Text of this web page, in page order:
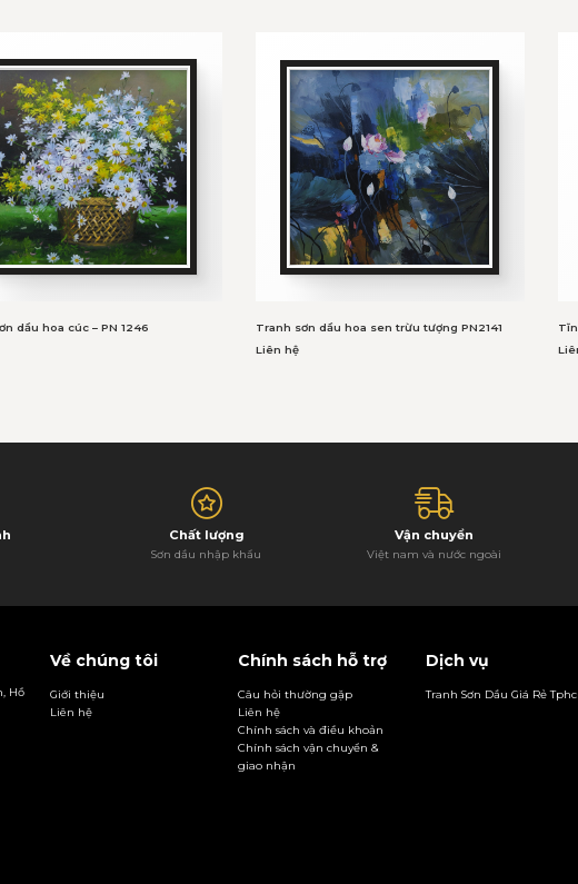
dầu hoa cúc – PN 1246
Tranh sơn dầu hoa sen trừu tượng PN2141
Liên hệ
Chất lượng
Sơn dầu nhập khẩu
Vận chuyển
Việt nam và nước ngoài
Hồ
Về chúng tôi
Giới thiệu
Liên hệ
Chính sách hỗ trợ
Câu hỏi thường gặp
Liên hệ
Chính sách và điều khoản
Chính sách vận chuyển &
giao nhận
Dịch vụ
Tranh Sơn Dầu Giá Rẻ